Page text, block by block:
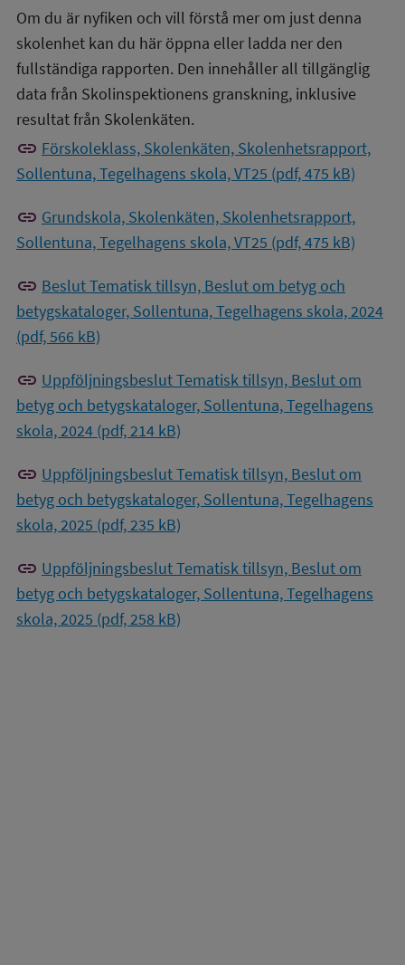
Om du är nyfiken och vill förstå mer om just denna
skolenhet kan du här öppna eller ladda ner den
fullständiga rapporten. Den innehåller all tillgänglig
data från Skolinspektionens granskning, inklusive
resultat från Skolenkäten.
link Förskoleklass, Skolenkäten, Skolenhetsrapport,
Sollentuna, Tegelhagens skola, VT25 (pdf, 475 kB)
link Grundskola, Skolenkäten, Skolenhetsrapport,
Sollentuna, Tegelhagens skola, VT25 (pdf, 475 kB)
link Beslut Tematisk tillsyn, Beslut om betyg och
betygskataloger, Sollentuna, Tegelhagens skola, 2024
(pdf, 566 kB)
link Uppföljningsbeslut Tematisk tillsyn, Beslut om
betyg och betygskataloger, Sollentuna, Tegelhagens
skola, 2024 (pdf, 214 kB)
link Uppföljningsbeslut Tematisk tillsyn, Beslut om
betyg och betygskataloger, Sollentuna, Tegelhagens
skola, 2025 (pdf, 235 kB)
link Uppföljningsbeslut Tematisk tillsyn, Beslut om
betyg och betygskataloger, Sollentuna, Tegelhagens
skola, 2025 (pdf, 258 kB)